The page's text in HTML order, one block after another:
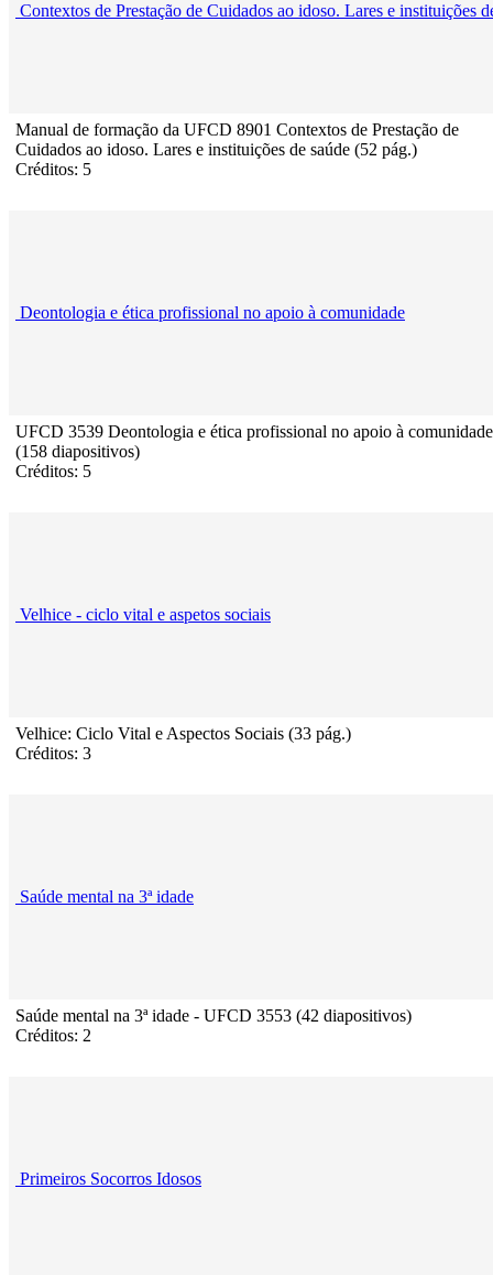
Contextos de Prestação de Cuidados ao idoso. Lares e instituições
Manual de formação da UFCD 8901 Contextos de Prestação de
Cuidados ao idoso. Lares e instituições de saúde (52 pág.)
Créditos: 5
Deontologia e ética profissional no apoio à comunidade
UFCD 3539 Deontologia e ética profissional no apoio à comunidade
(158 diapositivos)
Créditos: 5
Velhice - ciclo vital e aspetos sociais
Velhice: Ciclo Vital e Aspectos Sociais (33 pág.)
Créditos: 3
Saúde mental na 3ª idade
Saúde mental na 3ª idade - UFCD 3553 (42 diapositivos)
Créditos: 2
Primeiros Socorros Idosos